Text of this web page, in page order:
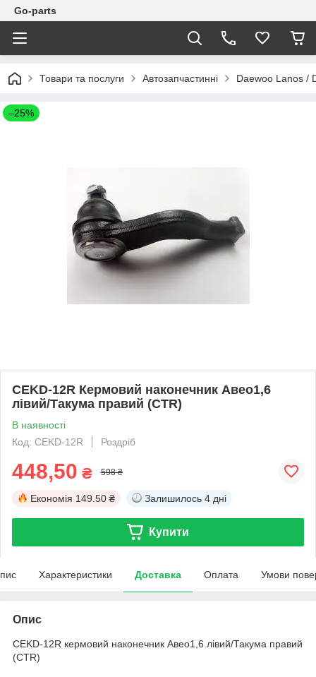
Go-parts
Товари та послуги Автозапчастинні Daewoo Lanos /
–25%
CEKD-12R Кермовий наконечник Авео1,6
лівий/Такума правий (CTR)
В наявності
Код: CEKD-12R
Роздріб
448,50 ₴ 598 ₴
Економія 149.50 ₴ Залишилось 4 дні
Купити
Характеристики Доставка Оплата Умови
Опис
CEKD-12R кермовий наконечник Авео1,6 лівий/Такума правий
(CTR)